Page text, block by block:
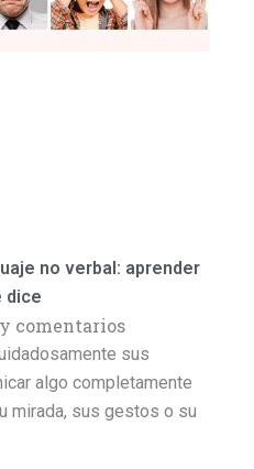
no verbal: aprender
dice
comentarios
sus
algo completamente
mirada, sus gestos o su